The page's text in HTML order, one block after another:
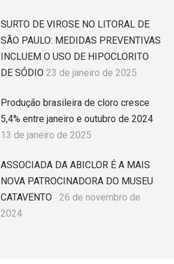
SURTO DE VIROSE NO LITORAL DE
SÃO PAULO: MEDIDAS PREVENTIVAS
INCLUEM O USO DE HIPOCLORITO
DE SÓDIO 23 de janeiro de 2025
Produção brasileira de cloro cresce
5,4% entre janeiro e outubro de 2024
13 de janeiro de 2025
ASSOCIADA DA ABICLOR É A MAIS
NOVA PATROCINADORA DO MUSEU
CATAVENTO
26 de novembro de
2024